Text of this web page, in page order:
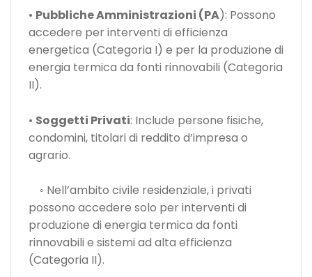
• Pubbliche Amministrazioni (PA): Possono
accedere per interventi di efficienza
energetica (Categoria I) e per la produzione di
energia termica da fonti rinnovabili (Categoria
II).
• Soggetti Privati: Include persone fisiche,
condomini, titolari di reddito d’impresa o
agrario.
◦ Nell’ambito civile residenziale, i privati
possono accedere solo per interventi di
produzione di energia termica da fonti
rinnovabili e sistemi ad alta efficienza
(Categoria II).